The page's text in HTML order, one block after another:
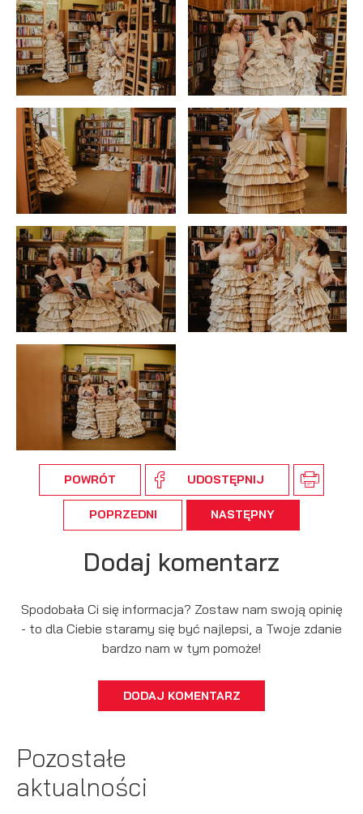
POWRÓT UDOSTĘPNIJ
POPRZEDNI NASTĘPNY
Dodaj komentarz
Spodobała Ci się informacja? Zostaw nam swoją opinię
- to dla Ciebie staramy się być najlepsi, a Twoje zdanie
bardzo nam w tym pomoże!
DODAJ KOMENTARZ
Pozostałe
aktualności